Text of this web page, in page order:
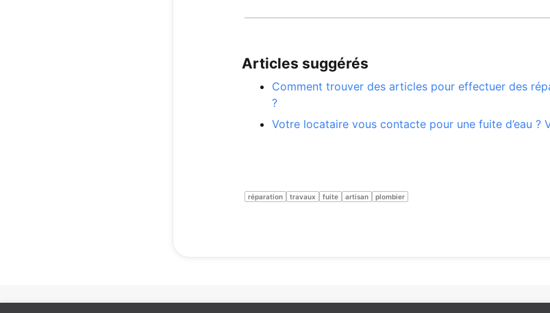
Articles suggérés
Comment trouver des articles pour effectuer des
?
Votre locataire vous contacte pour une fuite d’eau ?
réparation travaux fuite artisan plombier